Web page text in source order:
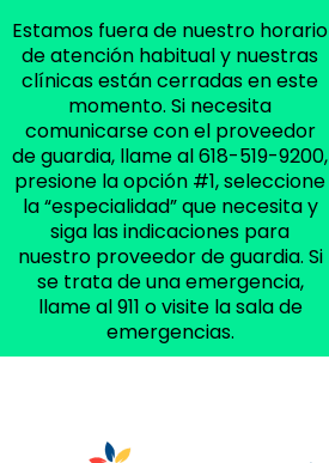
(618) 519-9200 | shsinfo@shsdc.org
Estamos fuera de nuestro horario
de atención habitual y nuestras
clínicas están cerradas en este
momento. Si necesita
comunicarse con el proveedor
de guardia, llame al 618-519-9200,
presione la opción #1, seleccione
la “especialidad” que necesita y
siga las indicaciones para
nuestro proveedor de guardia. Si
se trata de una emergencia,
llame al 911 o visite la sala de
emergencias.